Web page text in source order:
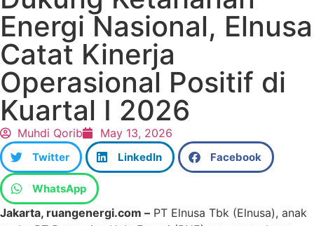
Energi Nasional, Elnusa
Catat Kinerja
Operasional Positif di
Kuartal I 2026
Muhdi Qorib May 13, 2026
Twitter LinkedIn Facebook
WhatsApp
Jakarta, ruangenergi.com – PT Elnusa Tbk (Elnusa), anak